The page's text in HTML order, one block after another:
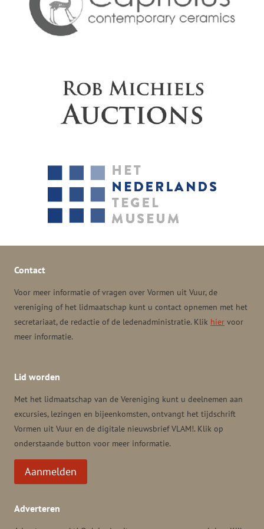
Contact
Voor meer informatie of vragen over Vormen uit Vuur, de
vereniging of het lidmaatschap kunt u contact opnemen met het
secretariaat, de redactie of de ledenadministratie. Klik hier voor
meer informatie.
Lid worden
Met het lidmaatschap van de Vereniging kunt u deelnemen aan
excursies, lezingen en bijeenkomsten, ontvangt het tijdschrift
Vormen uit Vuur en de digitale nieuwsbrief VLAM!. Klik op
onderstaande button voor meer informatie.
Aanmelden
Adverteren